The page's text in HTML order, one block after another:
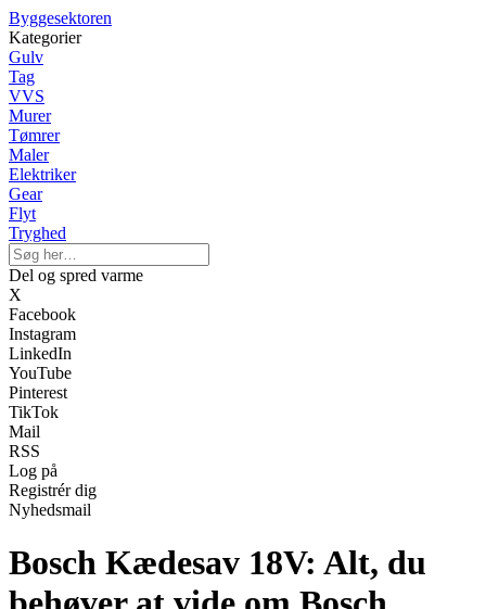
Byggesektoren
Kategorier
Gulv
Tag
VVS
Murer
Tømrer
Maler
Elektriker
Gear
Flyt
Tryghed
Del og spred varme
X
Facebook
Instagram
LinkedIn
YouTube
Pinterest
TikTok
Mail
RSS
Log på
Registrér dig
Nyhedsmail
Bosch Kædesav 18V: Alt, du